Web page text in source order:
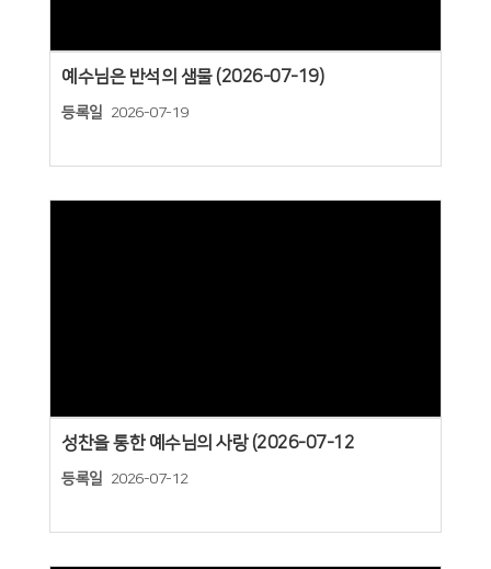
예수님은 반석의 샘물 (2026-07-19)
등록일 2026-07-19
성찬을 통한 예수님의 사랑 (2026-07-12
등록일 2026-07-12